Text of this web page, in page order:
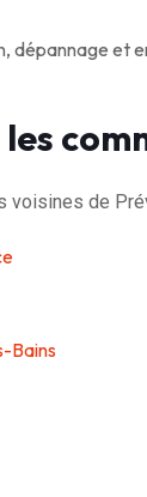
dépannage et
voisines de
Bains